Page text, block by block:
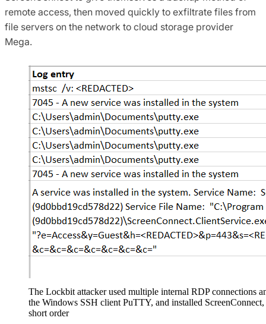
remote access, then moved quickly to exfiltrate files from
file servers on the network to cloud storage provider
Mega.
The Lockbit attacker used multiple internal RDP connections
the Windows SSH client PuTTY, and installed
short order